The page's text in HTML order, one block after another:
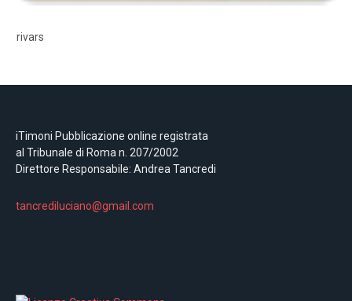
rivars
iTimoni Pubblicazione online registrata
al Tribunale di Roma n. 207/2002
Direttore Responsabile: Andrea Tancredi
tancrediluciano@gmail.com